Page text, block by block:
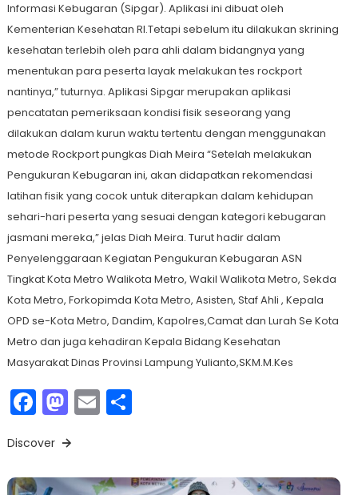
Informasi Kebugaran (Sipgar). Aplikasi ini dibuat oleh
Kementerian Kesehatan RI.Tetapi sebelum itu dilakukan skrining
kesehatan terlebih oleh para ahli dalam bidangnya yang
menentukan para peserta layak melakukan tes rockport
nantinya,” tuturnya. Aplikasi Sipgar merupakan aplikasi
pencatatan pemeriksaan kondisi fisik seseorang yang
dilakukan dalam kurun waktu tertentu dengan menggunakan
metode Rockport pungkas Diah Meira “Setelah melakukan
Pengukuran Kebugaran ini, akan didapatkan rekomendasi
latihan fisik yang cocok untuk diterapkan dalam kehidupan
sehari-hari peserta yang sesuai dengan kategori kebugaran
jasmani mereka,” jelas Diah Meira. Turut hadir dalam
Penyelenggaraan Kegiatan Pengukuran Kebugaran ASN
Tingkat Kota Metro Walikota Metro, Wakil Walikota Metro, Sekda
Kota Metro, Forkopimda Kota Metro, Asisten, Staf Ahli , Kepala
OPD se-Kota Metro, Dandim, Kapolres,Camat dan Lurah Se Kota
Metro dan juga kehadiran Kepala Bidang Kesehatan
Masyarakat Dinas Provinsi Lampung Yulianto,SKM.M.Kes
Facebook
Mastodon
EmailShare
Discover